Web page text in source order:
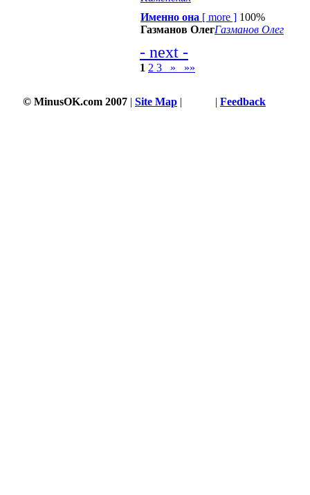
Именно она [ more ] 100%
Газманов ОлегГазманов Олег
- next -
1 2 3 » »»
© MinusOK.com 2007 | Site Map | | Feedback